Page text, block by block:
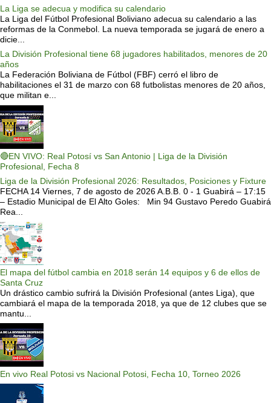
La Liga se adecua y modifica su calendario
La Liga del Fútbol Profesional Boliviano adecua su calendario a las
reformas de la Conmebol. La nueva temporada se jugará de enero a
dicie...
La División Profesional tiene 68 jugadores habilitados, menores de 20
años
La Federación Boliviana de Fútbol (FBF) cerró el libro de
habilitaciones el 31 de marzo con 68 futbolistas menores de 20 años,
que militan e...
🔴EN VIVO: Real Potosí vs San Antonio | Liga de la División
Profesional, Fecha 8
Liga de la División Profesional 2026: Resultados, Posiciones y Fixture
FECHA 14 Viernes, 7 de agosto de 2026 A.B.B. 0 - 1 Guabirá – 17:15
– Estadio Municipal de El Alto Goles: Min 94 Gustavo Peredo Guabirá
Rea...
El mapa del fútbol cambia en 2018 serán 14 equipos y 6 de ellos de
Santa Cruz
Un drástico cambio sufrirá la División Profesional (antes Liga), que
cambiará el mapa de la temporada 2018, ya que de 12 clubes que se
mantu...
En vivo Real Potosi vs Nacional Potosi, Fecha 10, Torneo 2026